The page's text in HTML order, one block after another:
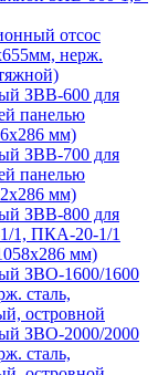
отсос
нерж.
ЗВВ-600 для
панелью
мм)
ЗВВ-700 для
панелью
мм)
ЗВВ-800 для
1, ПКА-20-1/1
мм)
ЗВО-1600/1600
сталь,
островной
ЗВО-2000/2000
сталь,